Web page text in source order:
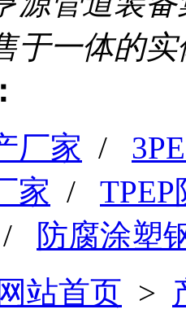
于一体的
厂家 /
家 /
/
防腐涂塑
网站首页 >